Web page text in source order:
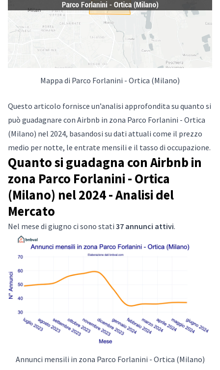
Mappa di Parco Forlanini - Ortica (Milano)
Questo articolo fornisce un’analisi approfondita su quanto si
può guadagnare con Airbnb in zona Parco Forlanini - Ortica
(Milano) nel 2024, basandosi su dati attuali come il prezzo
medio per notte, le entrate mensili e il tasso di occupazione.
Quanto si guadagna con Airbnb in
zona Parco Forlanini - Ortica
(Milano) nel 2024 - Analisi del
Mercato
Nel mese di giugno ci sono stati 37 annunci attivi.
Annunci mensili in zona Parco Forlanini - Ortica (Milano)